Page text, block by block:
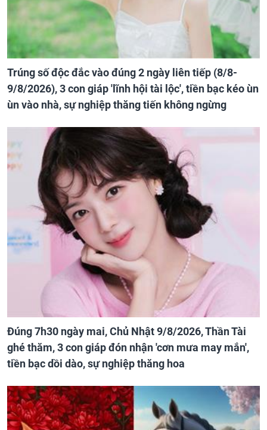
Trúng số độc đắc vào đúng 2 ngày liên tiếp (8/8-
9/8/2026), 3 con giáp 'lĩnh hội tài lộc', tiền bạc kéo ùn
ùn vào nhà, sự nghiệp thăng tiến không ngừng
Đúng 7h30 ngày mai, Chủ Nhật 9/8/2026, Thần Tài
ghé thăm, 3 con giáp đón nhận 'cơn mưa may mắn',
tiền bạc dồi dào, sự nghiệp thăng hoa